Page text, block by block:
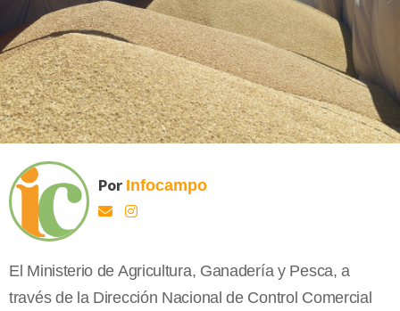
Por Infocampo
El Ministerio de Agricultura, Ganadería y Pesca, a
través de la Dirección Nacional de Control Comercial